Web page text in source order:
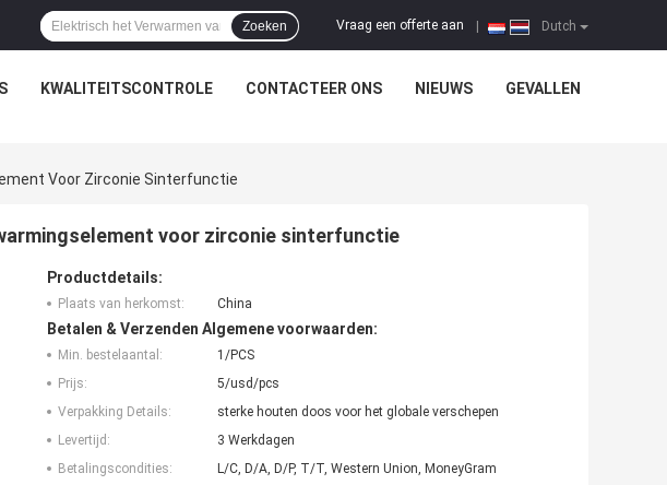
Dutch
Vraag een offerte aan
Zoeken
KWALITEITSCONTROLE CONTACTEER ONS NIEUWS GEVALLEN
Voor Zirconie Sinterfunctie
voor zirconie sinterfunctie
Productdetails:
Plaats van herkomst: China
Betalen & Verzenden Algemene voorwaarden:
Min. bestelaantal:
1/PCS
Prijs:
5/usd/pcs
Verpakking Details:
sterke houten doos voor het globale verschepen
Levertijd:
3 Werkdagen
Betalingscondities:
L/C, D/A, D/P, T/T, Western Union, MoneyGram